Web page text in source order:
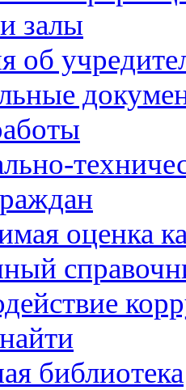
залы
об
оценка
библиотека